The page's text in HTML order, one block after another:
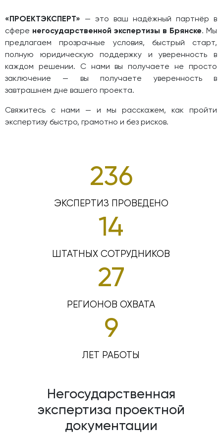
«ПРОЕКТЭКСПЕРТ» — это ваш надёжный партнёр в
сфере негосударственной экспертизы в Брянске. Мы
предлагаем прозрачные условия, быстрый старт,
полную юридическую поддержку и уверенность в
каждом решении. С нами вы получаете не просто
заключение — вы получаете уверенность в
завтрашнем дне вашего проекта.
Свяжитесь с нами — и мы расскажем, как пройти
экспертизу быстро, грамотно и без рисков.
236
ЭКСПЕРТИЗ ПРОВЕДЕНО
14
ШТАТНЫХ СОТРУДНИКОВ
27
РЕГИОНОВ ОХВАТА
9
ЛЕТ РАБОТЫ
Негосударственная
экспертиза проектной
документации